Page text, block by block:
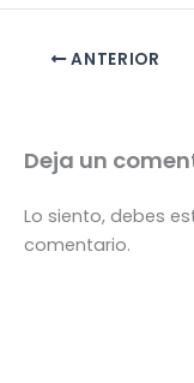
ANTERIOR
Deja un
Lo siento, debes
comentario.